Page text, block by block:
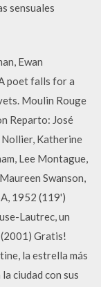
sensuales
Ewan
poet falls for a
Moulin Rouge
Reparto: José
Nollier, Katherine
Lee Montague,
Swanson,
1952 (119')
Lautrec, un
Gratis!
la estrella más
ciudad con sus